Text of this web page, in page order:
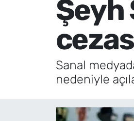
Şeyh
Sanal
nedeniyle